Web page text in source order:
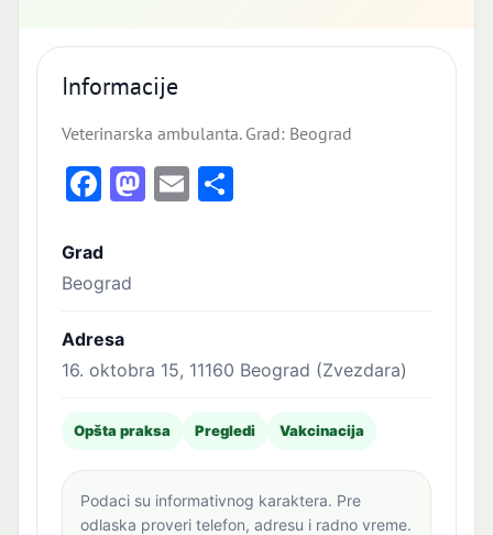
Informacije
Veterinarska ambulanta. Grad: Beograd
Facebook
Mastodon
Email
Grad
Beograd
Adresa
16. oktobra 15, 11160 Beograd (Zvezdara)
Opšta praksa Pregledi Vakcinacija
Podaci su informativnog karaktera. Pre
odlaska proveri telefon, adresu i radno vreme.